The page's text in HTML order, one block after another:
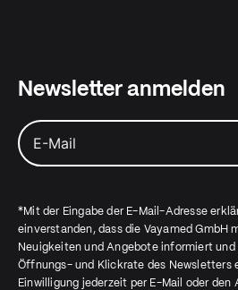
Newsletter anmelden
*Mit der Eingabe der E-Mail-Adresse
einverstanden, dass die Vayamed GmbH
Neuigkeiten und Angebote informiert
Öffnungs- und Klickrate des Newsletters
Einwilligung jederzeit per E-Mail oder den